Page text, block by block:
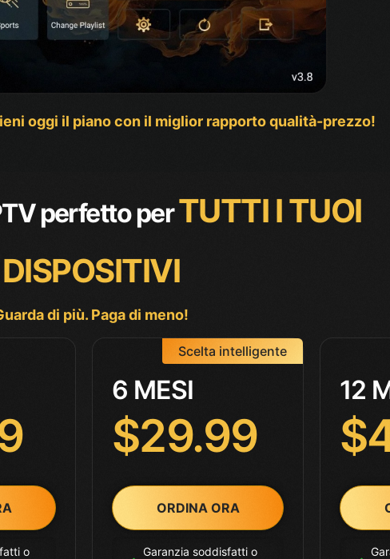
oggi il piano con il miglior rapporto qualità-prezzo!
perfetto perTUTTI I TUOI
DISPOSITIVI
di più. Paga di meno!
o
6 MESI
$29.99
ORDINA ORA
Garanzia soddisfatti o
Scelta intelligente
12